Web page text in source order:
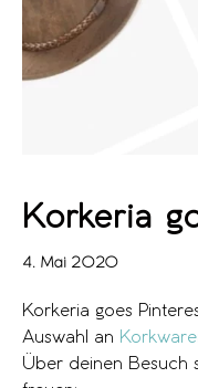
Korkeria
4. Mai 2020
Korkeria goes
Auswahl an
Über deinen Besuch